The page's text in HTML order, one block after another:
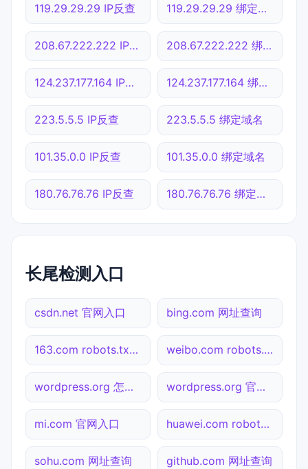
119.29.29.29 IP反查 119.29.29.29 绑定域名
208.67.222.222 IP反查 208.67.222.222 绑定域名
124.237.177.164 IP反查 124.237.177.164 绑定域名
223.5.5.5 IP反查 223.5.5.5 绑定域名
101.35.0.0 IP反查 101.35.0.0 绑定域名
180.76.76.76 IP反查 180.76.76.76 绑定域名
长尾检测入口
csdn.net 官网入口 bing.com 网址查询
163.com robots.txt检测 weibo.com robots.txt检测
wordpress.org 怎么进入 wordpress.org 官网入口
mi.com 官网入口 huawei.com robots.txt检测
sohu.com 网址查询 github.com 网址查询